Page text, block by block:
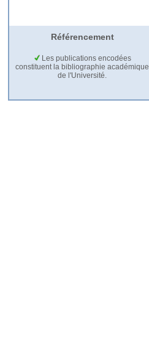
Référencement
Les publications encodées
constituent la bibliographie académique
de l'Université.